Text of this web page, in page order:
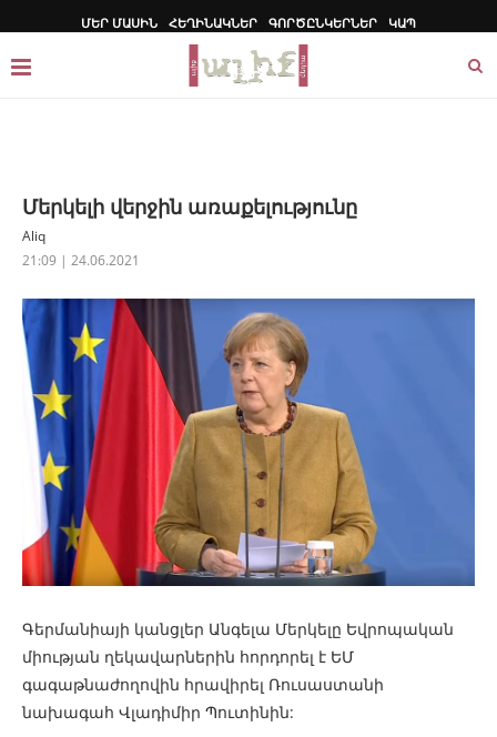
ՄԵՐ ՄԱՍԻՆ ՀԵՂԻՆԱԿՆԵՐ ԳՈՐԾԸՆԿԵՐՆԵՐ ԿԱՊ
Մերկելի վերջին առաքելությունը
Aliq
21:09 | 24.06.2021
Գերմանիայի կանցլեր Անգելա Մերկելը Եվրոպական
միության ղեկավարներին հորդորել է ԵՄ
գագաթնաժողովին հրավիրել Ռուսաստանի
նախագահ Վլադիմիր Պուտինին: